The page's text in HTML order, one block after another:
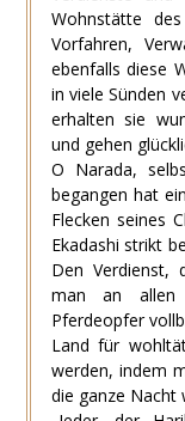
Wohnstätte
Vorfahren,
ebenfalls diese
in viele Sünden
erhalten sie
und gehen
O Narada,
begangen hat
Flecken seines
Ekadashi strikt
Den Verdienst,
man an allen
Pferdeopfer
Land für
werden, indem
die ganze Nacht